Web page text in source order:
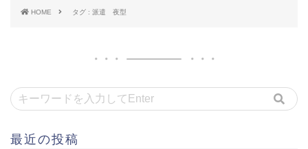
HOME タグ : 派遣 夜型
最近の投稿